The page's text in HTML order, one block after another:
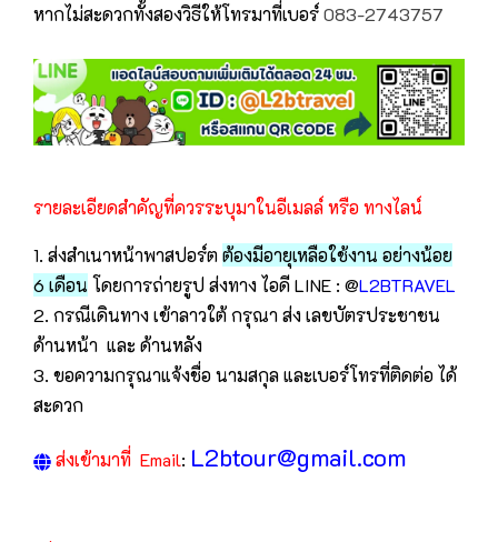
หากไม่สะดวกทั้งสองวิธีให้โทรมาที่เบอร์083-2743757
รายละเอียดสำคัญที่ควรระบุมาในอีเมลล์ หรือ ทางไลน์
1. ส่งสำเนาหน้าพาสปอร์ตต้องมีอายุเหลือใช้งาน อย่างน้อย
6 เดือน โดยการถ่ายรูป ส่งทาง ไอดี LINE : @L2BTRAVEL
2. กรณีเดินทาง เข้าลาวใต้ กรุณา ส่ง เลขบัตรประชาชน
ด้านหน้า และ ด้านหลัง
3. ขอความกรุณาแจ้งชื่อ นามสกุล และเบอร์โทรที่ติดต่อ ได้
สะดวก
ส่งเข้ามาที่ Email: L2btour@gmail.com